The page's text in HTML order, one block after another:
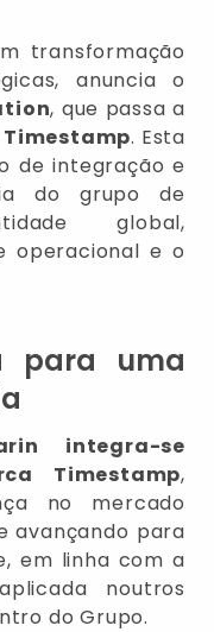
transformação
anuncia o
, que passa a
Timestamp. Esta
de integração e
do grupo de
global,
operacional e o
para uma
integra-se
Timestamp,
no mercado
avançando para
em linha com a
noutros
do Grupo.